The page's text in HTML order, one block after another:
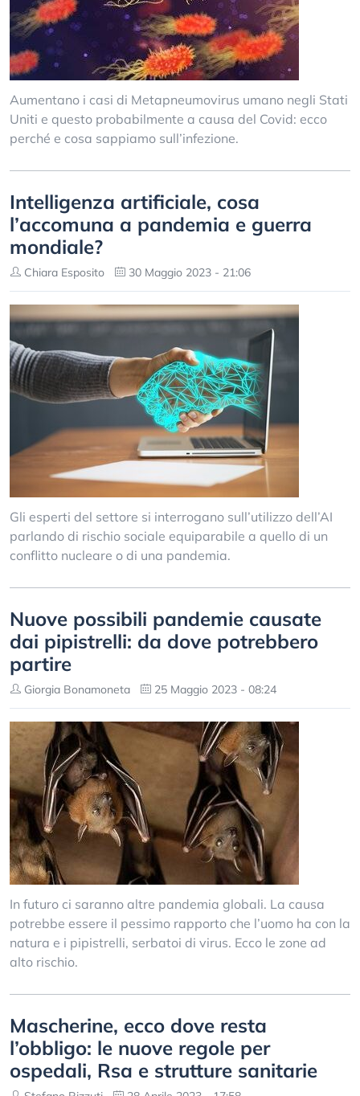
Aumentano i casi di Metapneumovirus umano negli Stati
Uniti e questo probabilmente a causa del Covid: ecco
perché e cosa sappiamo sull’infezione.
Intelligenza artificiale, cosa
l’accomuna a pandemia e guerra
mondiale?
Chiara Esposito 30 Maggio 2023 - 21:06
Gli esperti del settore si interrogano sull’utilizzo dell’AI
parlando di rischio sociale equiparabile a quello di un
conflitto nucleare o di una pandemia.
Nuove possibili pandemie causate
dai pipistrelli: da dove potrebbero
partire
Giorgia Bonamoneta 25 Maggio 2023 - 08:24
In futuro ci saranno altre pandemia globali. La causa
potrebbe essere il pessimo rapporto che l’uomo ha con la
natura e i pipistrelli, serbatoi di virus. Ecco le zone ad
alto rischio.
Mascherine, ecco dove resta
l’obbligo: le nuove regole per
ospedali, Rsa e strutture sanitarie